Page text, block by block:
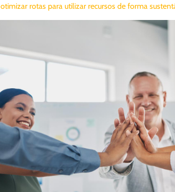
otimizar rotas para utilizar recursos de forma